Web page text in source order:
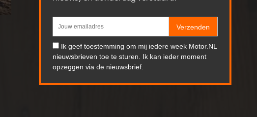
Verzenden
Ik geef toestemming om mij iedere week Motor.NL
nieuwsbrieven toe te sturen. Ik kan ieder moment
opzeggen via de nieuwsbrief.